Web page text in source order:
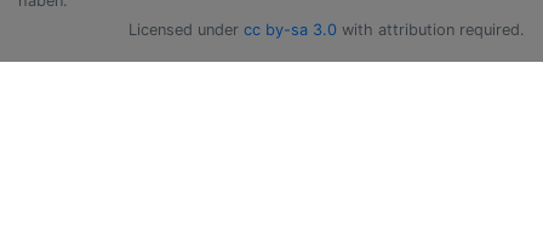
Licensed under cc by-sa 3.0 with attribution required.